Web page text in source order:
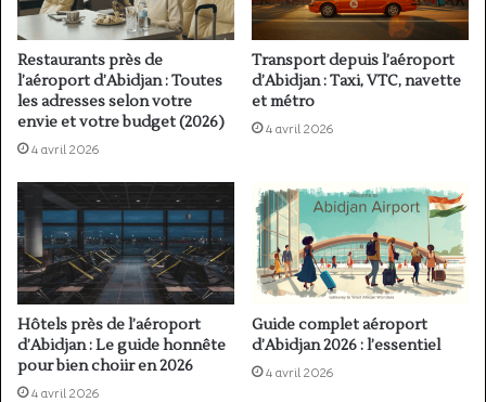
Restaurants près de
l’aéroport d’Abidjan : Toutes
les adresses selon votre
envie et votre budget (2026)
4 avril 2026
Transport depuis l’aéroport
d’Abidjan : Taxi, VTC, navette
et métro
4 avril 2026
Hôtels près de l’aéroport
d’Abidjan : Le guide honnête
pour bien choiir en 2026
4 avril 2026
Guide complet aéroport
d’Abidjan 2026 : l’essentiel
4 avril 2026